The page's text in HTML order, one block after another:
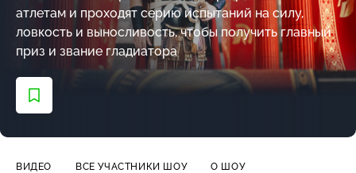
атлетам и проходят серию испытаний на силу,
ловкость и выносливость, чтобы получить главный
приз и звание гладиатора
ВИДЕО ВСЕ УЧАСТНИКИ ШОУ О ШОУ